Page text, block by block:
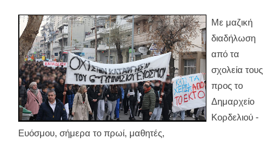
Με μαζική
διαδήλωση
από τα
σχολεία τους
προς το
Δημαρχείο
Κορδελιού -
Ευόσμου, σήμερα το πρωί, μαθητές,